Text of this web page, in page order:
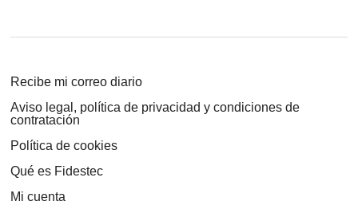
Recibe mi correo diario
Aviso legal, política de privacidad y condiciones de
contratación
Política de cookies
Qué es Fidestec
Mi cuenta